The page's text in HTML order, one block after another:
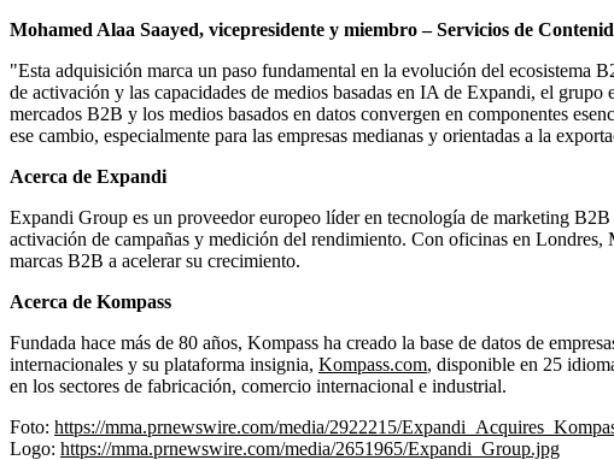
Mohamed Alaa Saayed, vicepresidente y miembro – Servicios de
"Esta adquisición marca un paso fundamental en la evolución del ecosistema
de activación y las capacidades de medios basadas en IA de Expandi, el
mercados B2B y los medios basados en datos convergen en componentes
ese cambio, especialmente para las empresas medianas y orientadas a la
Acerca de Expandi
Expandi Group es un proveedor europeo líder en tecnología de marketing
activación de campañas y medición del rendimiento. Con oficinas en
marcas B2B a acelerar su crecimiento.
Acerca de Kompass
Fundada hace más de 80 años, Kompass ha creado la base de datos de
internacionales y su plataforma insignia, Kompass.com, disponible en 25
en los sectores de fabricación, comercio internacional e industrial.
Foto: https://mma.prnewswire.com/media/2922215/
Logo: https://mma.prnewswire.com/media/2651965/Expandi_Group.jpg